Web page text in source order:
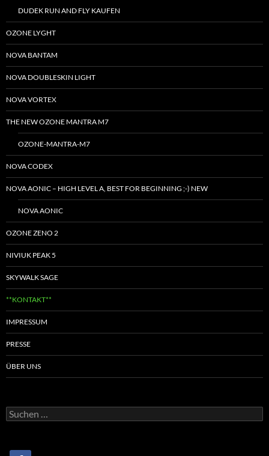
DUDEK RUN AND FLY KAUFEN
OZONE LYGHT
NOVA BANTAM
NOVA DOUBLESKIN LIGHT
NOVA VORTEX
THE NEW OZONE MANTRA M7
OZONE-MANTRA-M7
NOVA CODEX
NOVA AONIC – HIGH LEVEL A, BEST FOR BEGINNING ;-) NEW
NOVA AONIC
OZONE ZENO 2
NIVIUK PEAK 5
SKYWALK SAGE
**KONTAKT**
IMPRESSUM
PRESSE
ÜBER UNS
Suchen
nach: